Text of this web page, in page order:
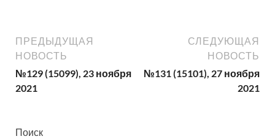
ПРЕДЫДУЩАЯ
НОВОСТЬ
№129 (15099), 23 ноября
2021
СЛЕДУЮЩАЯ
НОВОСТЬ
№131 (15101), 27 ноября
2021
Поиск